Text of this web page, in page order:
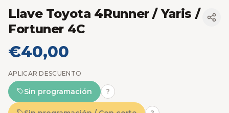
Llave Toyota 4Runner / Yaris /
Fortuner 4C
€40,00
APLICAR DESCUENTO
Sin programación ?